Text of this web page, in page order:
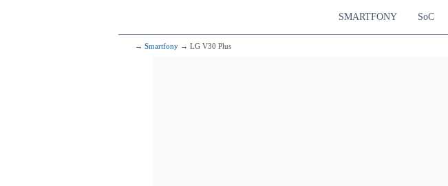
SMARTFONY SoC
→ Smartfony → LG V30 Plus